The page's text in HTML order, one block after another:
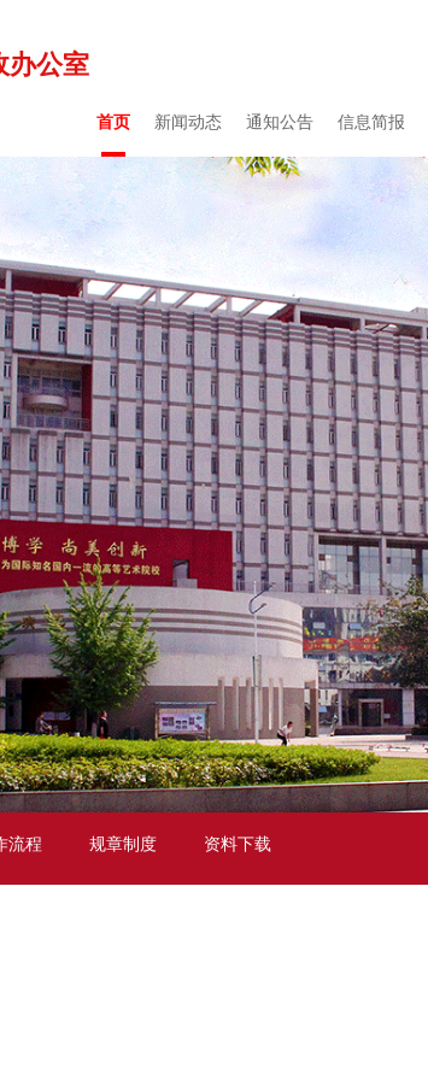
公室
首页 新闻动态 通知公告 信息简报
流程 规章制度 资料下载